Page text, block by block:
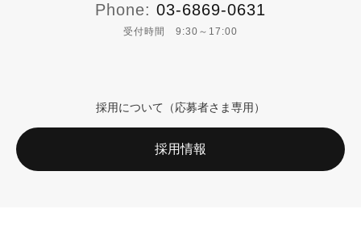
Phone: 03-6869-0631
受付時間 9:30～17:00
採用について（応募者さま専用）
採用情報